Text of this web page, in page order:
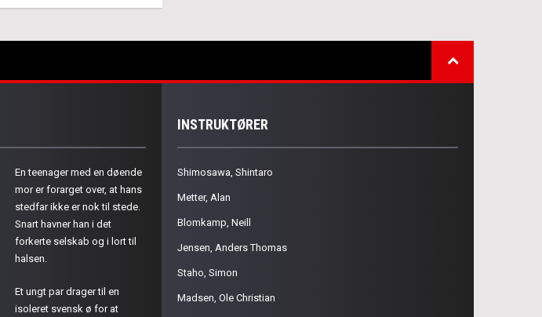
En teenager med en døende
mor er forarget over, at hans
stedfar ikke er nok til stede.
Snart havner han i det
forkerte selskab og i lort til
halsen.
Et ungt par drager til en
isoleret svensk ø for at
INSTRUKTØRER
Shimosawa, Shintaro
Metter, Alan
Blomkamp, Neill
Jensen, Anders Thomas
Staho, Simon
Madsen, Ole Christian